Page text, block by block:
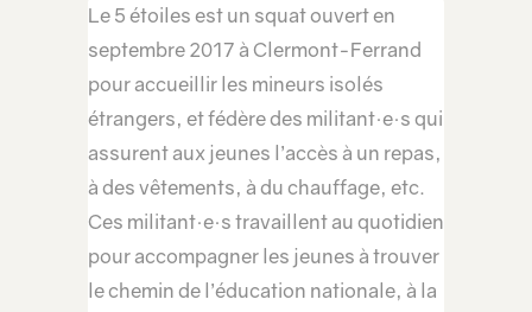
Le 5 étoiles est un squat ouvert en
septembre 2017 à Clermont-Ferrand
pour accueillir les mineurs isolés
étrangers, et fédère des militant·e·s qui
assurent aux jeunes l’accès à un repas,
à des vêtements, à du chauffage, etc.
Ces militant·e·s travaillent au quotidien
pour accompagner les jeunes à trouver
le chemin de l’éducation nationale, à la